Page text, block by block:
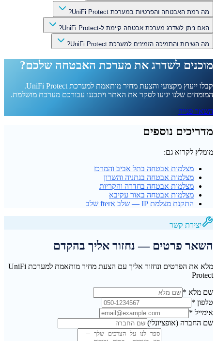
מה רמת האבטחה והפרטיות במערכת UniFi Protect?
האם ניתן לשדרג מערכת אבטחה קיימת ל-UniFi Protect?
מה השירות והתמיכה הזמינים למערכת UniFi Protect?
מוכנים לשדרג את מערכת האבטחה שלכם?
קבלו ייעוץ מקצועי והצעת מחיר מותאמת למערכת UniFi Protect.
המומחים שלנו יגיעו לסקר את האתר ויתכננו עבורכם מערכת מושלמת.
השאר פנייה
מדריכים נוספים
מומלץ לקרוא גם:
מצלמות אבטחה בתל אביב והמרכז
מצלמות אבטחה בנתניה והשרון
מצלמות אבטחה בחדרה והקריות
מצלמות אבטחה באור עקיבא
התקנת מצלמת IP — שלב אfter שלב
יצירת קשר
השאר פרטים — נחזור אליך בהקדם
מלא את הפרטים ונחזור אליך עם הצעת מחיר מותאמת למערכת UniFi
Protect
שם מלא *
טלפון *
אימייל *
שם החברה (אופציונלי)